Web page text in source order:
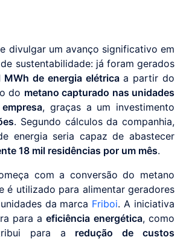
divulgar um avanço significativo em
sustentabilidade: já foram gerados
MWh de energia elétricaa partir do
do metano capturado nas unidades
, graças a um investimento
. Segundo cálculos da companhia,
energia seria capaz de abastecer
18 mil residências por um mês.
com a conversão do metano
é utilizado para alimentar geradores
da marca Friboi. A iniciativa
para aeficiência energética, como
para a redução de custos